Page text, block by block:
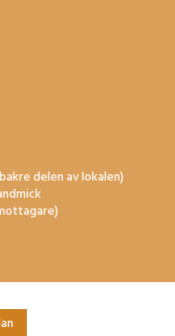
delen av lokalen)